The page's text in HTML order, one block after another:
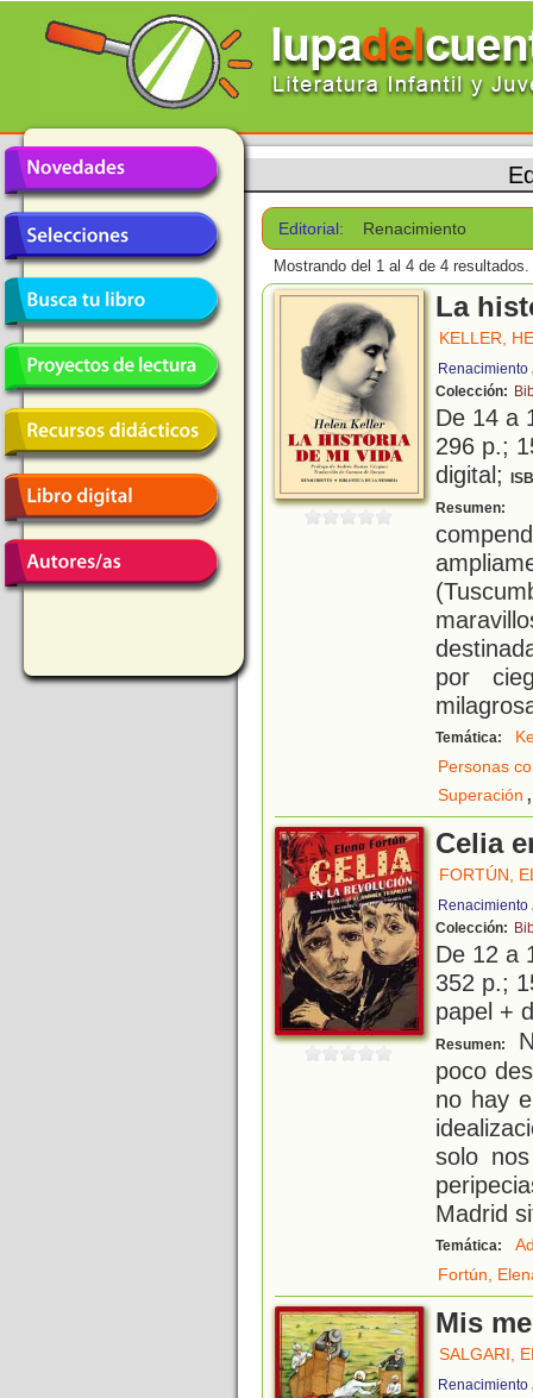
Editorial: Renacimiento
Mostrando del 1 al 4 de 4 resultados.
La
KELLER,
Renacimiento
Colección:
De 14 a
296 p.;
digital;
Resumen:
por
Temática:
Personas
Superación ,
Celia
FORTÚN,
Renacimiento
Colección:
De 12 a
352 p.;
papel +
Resumen:
poco
no hay
solo
Madrid
Temática:
Fortún,
Mis
SALGARI,
Renacimiento